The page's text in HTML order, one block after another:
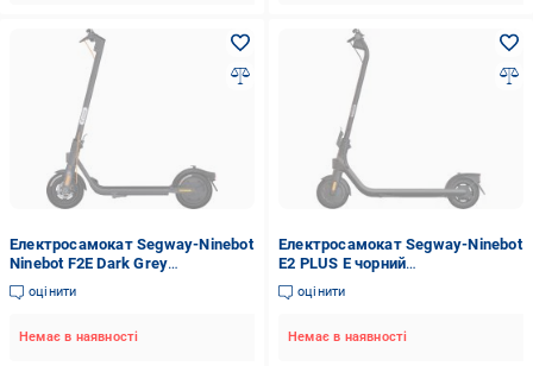
Електросамокат Segway-Ninebot
Ninebot F2E Dark Grey
(AA.05.12.01.0003)
оцінити
Немає в наявності
Електросамокат Segway-Ninebot
E2 PLUS E чорний
(AA.10.14.02.0001)
оцінити
Немає в наявності